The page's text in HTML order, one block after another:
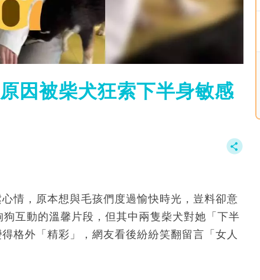
因被柴犬狂索下半身敏感
情，原本想與毛孩們度過愉快時光，豈料卻意
互動的溫馨片段，但其中兩隻柴犬對她「下半
格外「精彩」，網友看後紛紛笑翻留言「女人